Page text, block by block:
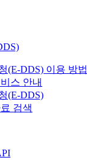
(E-DDS) 이용 방법
스 안내
(E-DDS)
검색